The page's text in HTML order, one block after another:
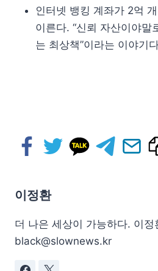
인터넷 뱅킹 계좌가 2억
이른다. “신뢰 자산이야말
는 최상책”이라는 이야기
이정환
더 나은 세상이 가능하다. 이정
black@slownews.kr